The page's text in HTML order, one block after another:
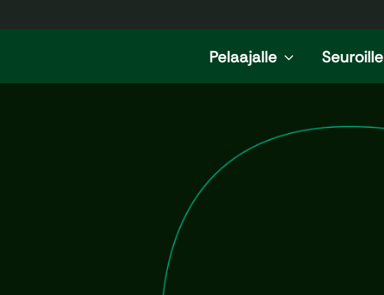
Pelaajalle Seuroille